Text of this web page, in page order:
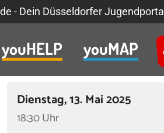
- Dein Düsseldorfer Jugendportal
youHELP youMAP
Dienstag, 13. Mai 2025
18:30 Uhr